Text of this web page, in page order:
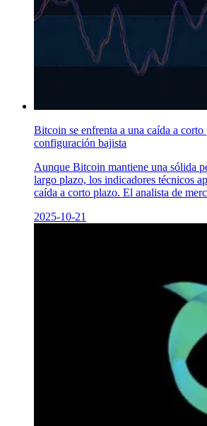
Bitcoin se enfrenta a una caída a
configuración bajista
Aunque Bitcoin mantiene una sólida
largo plazo, los indicadores técnicos
caída a corto plazo. El analista de
2025-10-21